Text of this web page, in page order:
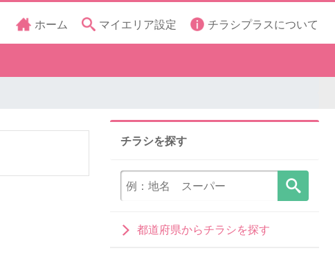
ホーム マイエリア設定 チラシプラスについて
チラシを探す
都道府県からチラシを探す